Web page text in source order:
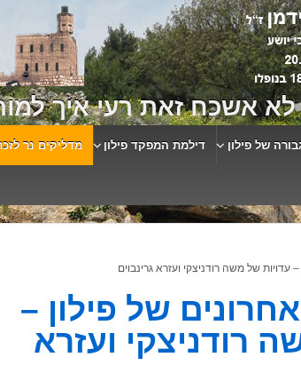
לא אשכח זאת רעי איך
של פילון דילמת המפקד פילון מדליקים נר
עדויות של משה רודניצקי ועזרא גרינבוים
של פילון –
רודניצקי ועזרא